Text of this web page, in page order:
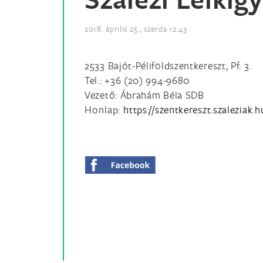
2018. április 25., szerda 12:43
2533 Bajót-Péliföldszentkereszt, Pf. 3.
Tel.: +36 (20) 994-9680
Vezető: Ábrahám Béla SDB
Honlap: https://